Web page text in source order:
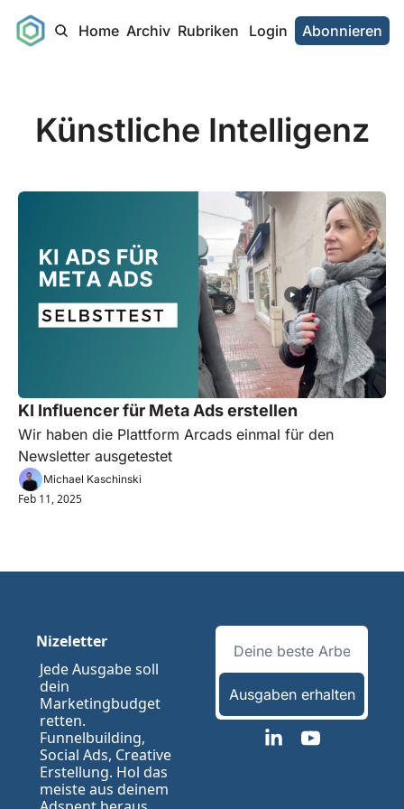
Home Archiv Rubriken Login Abonnieren
Künstliche Intelligenz
KI Influencer für Meta Ads erstellen
Wir haben die Plattform Arcads einmal für den
Newsletter ausgetestet
Michael Kaschinski
Feb 11, 2025
Nizeletter
Jede Ausgabe soll
dein
Marketingbudget
retten.
Funnelbuilding,
Social Ads, Creative
Erstellung. Hol das
meiste aus deinem
Ausgaben erhalten